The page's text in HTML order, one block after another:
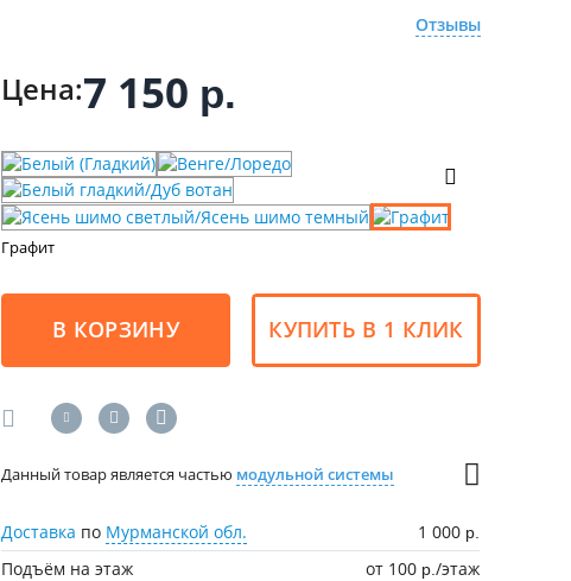
Отзывы
Цена:7 150 р.
Графит
В КОРЗИНУ КУПИТЬ В 1 КЛИК
Данный товар является частью модульной системы
Доставка по Мурманской обл. 1 000 р.
Подъём на этаж от 100 р./этаж